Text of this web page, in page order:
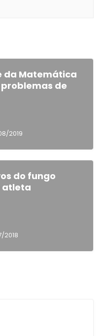
da Matemática
de
2019
do fungo
atleta
2018